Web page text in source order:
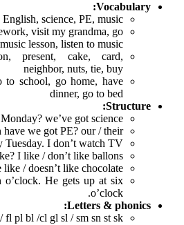
Vocabulary:
English, science, PE, music
visit my grandma, go
lesson, listen to music
present, cake, card,
neighbor, nuts, tie, buy
to school, go home, have
dinner, go to bed
Structure:
we’ve got science.
have we got PE? our / their
I don’t watch TV.
I like / don’t like ballons.
/ doesn’t like chocolate.
o’clock. He gets up at six
o’clock.
Letters & phonics:
fl pl bl /cl gl sl / sm sn st sk